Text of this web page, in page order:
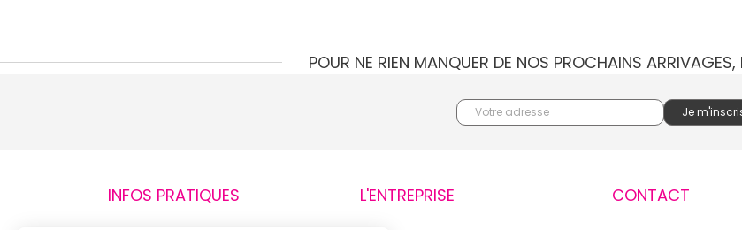
POUR NE RIEN MANQUER DE NOS PROCHAINS
INFOS PRATIQUES L'ENTREPRISE CONTACT